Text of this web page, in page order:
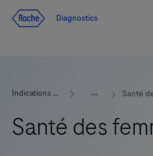
Diagnostics
Indications et produits Santé
Santé des